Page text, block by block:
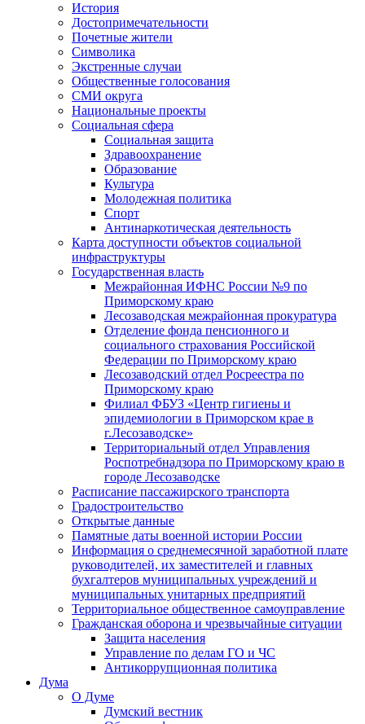
История
Достопримечательности
Почетные жители
Символика
Экстренные случаи
Общественные голосования
СМИ округа
Национальные проекты
Социальная сфера
Социальная защита
Здравоохранение
Образование
Культура
Молодежная политика
Спорт
Антинаркотическая деятельность
Карта доступности объектов социальной
инфраструктуры
Государственная власть
Межрайонная ИФНС России №9 по
Приморскому краю
Лесозаводская межрайонная прокуратура
Отделение фонда пенсионного и
социального страхования Российской
Федерации по Приморскому краю
Лесозаводский отдел Росреестра по
Приморскому краю
Филиал ФБУЗ «Центр гигиены и
эпидемиологии в Приморском крае в
г.Лесозаводске»
Территориальный отдел Управления
Роспотребнадзора по Приморскому краю в
городе Лесозаводске
Расписание пассажирского транспорта
Градостроительство
Открытые данные
Памятные даты военной истории России
Информация о среднемесячной заработной плате
руководителей, их заместителей и главных
бухгалтеров муниципальных учреждений и
муниципальных унитарных предприятий
Территориальное общественное самоуправление
Гражданская оборона и чрезвычайные ситуации
Защита населения
Управление по делам ГО и ЧС
Антикоррупционная политика
Дума
О Думе
Думский вестник